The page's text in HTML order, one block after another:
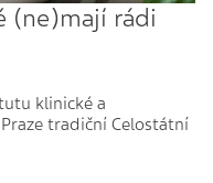
(ne)mají rádi
klinické a
tradiční Celostátní